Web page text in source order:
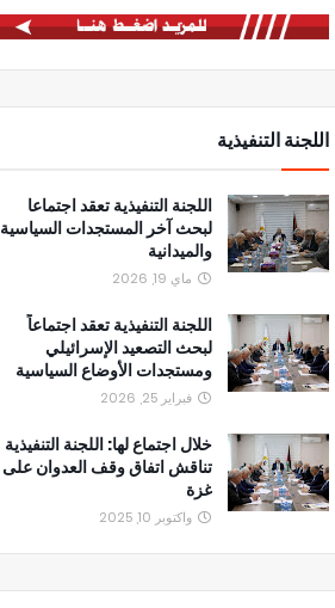
اللجنة التنفيذية
اللجنة التنفيذية تعقد اجتماعا
لبحث آخر المستجدات السياسية
والميدانية
ماي 19, 2026
اللجنة التنفيذية تعقد اجتماعاً
لبحث التصعيد الإسرائيلي
ومستجدات الأوضاع السياسية
فبراير 25, 2026
خلال اجتماع لها: اللجنة التنفيذية
تناقش اتفاق وقف العدوان على
غزة
واكتوبر 10, 2025